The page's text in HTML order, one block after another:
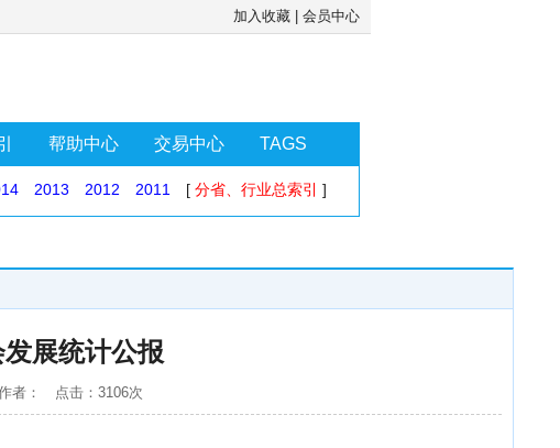
加入收藏 会员中心
帮助中心 交易中心 TAGS
2013 2012 2011 [ 分省、行业总索引 ]
展统计公报
者： 点击：3106次